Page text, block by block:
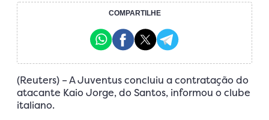
COMPARTILHE
(Reuters) – A Juventus concluiu a contratação do
atacante Kaio Jorge, do Santos, informou o clube
italiano.